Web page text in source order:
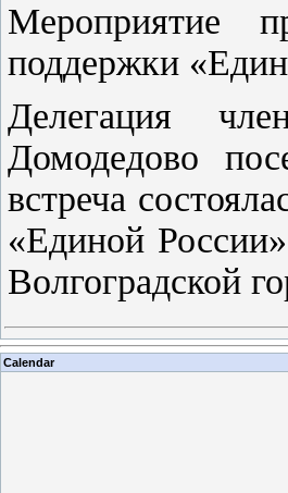
Мероприятие
поддержки
Делегация
Домодедово
встреча
«Единой
Волгоградской
Calendar